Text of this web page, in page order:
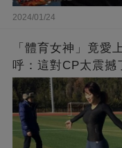
2024/01/24
「體育女神」竟愛
呼：這對CP太震撼